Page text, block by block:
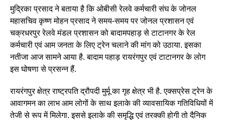
मुद्रिका प्रसाद ने बताया है कि ओबीसी रेलवे कर्मचारी संघ के जोनल
महासचिव कृष्ण मोहन प्रसाद ने समय-समय पर जोनल प्रशासन एवं
चक्रधरपुर रेलवे मंडल प्रशासन को बादामपहाड़ से टाटानगर के रेल
कर्मचारी एवं आम जनता के लिए ट्रेन चलाने की मांग को उठाया. इसका
नतीजा आज सामने आया है. बादाम पहाड़ रायरंगपुर एवं टाटानगर के लोग
इस घोषणा से प्रसन्न हैं.
रायरंगपुर क्षेत्र राष्ट्रपति द्रौपदी मुर्मू का गृह क्षेत्र भी है. एक्सप्रेस ट्रेन के
आवागमन का लाभ आम लोगों के साथ इलाके की व्यावसायिक गतिविधियों में
तेजी से रूप में मिलेगा. इससे इलाके की समृद्धि एवं तरक्की होगी तो दैनिक